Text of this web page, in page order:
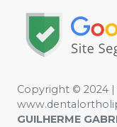
Copyright © 2024 |
GUILHERME